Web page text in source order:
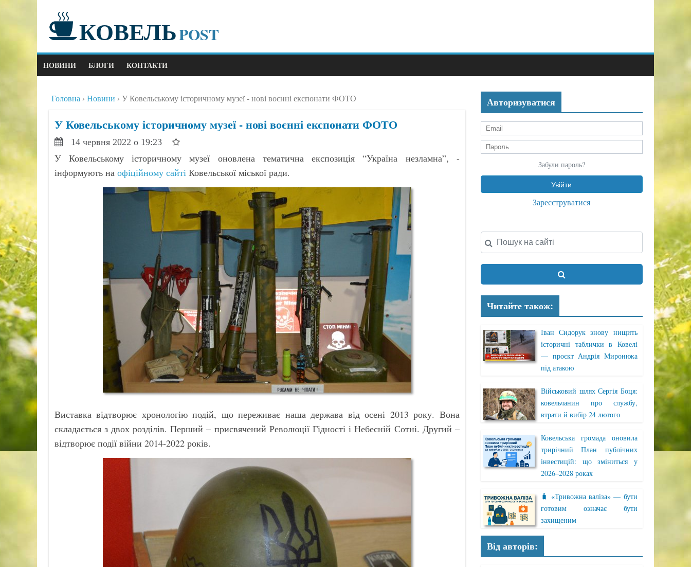
КОВЕЛЬPOST
НОВИНИ БЛОГИ КОНТАКТИ
Головна Новини У Ковельському історичному музеї - нові воєнні експонати ФОТО
У Ковельському історичному музеї - нові воєнні експонати ФОТО
14 червня 2022 о 19:23
У Ковельському історичному музеї оновлена тематична експозиція “Україна незламна”, -
інформують на офіційному сайтіКовельської міської ради.
Виставка відтворює хронологію подій, що переживає наша держава від осені 2013 року. Вона
складається з двох розділів. Перший – присвячений Революції Гідності і Небесній Сотні. Другий –
відтворює події війни 2014-2022 років.
Авторизуватися
Забули пароль?
Зареєструватися
Читайте також:
Іван Сидорук знову нищить
історичні таблички в Ковелі
— проєкт Андрія Миронюка
під атакою
Військовий шлях Сергія Боця:
ковельчанин про службу,
втрати й вибір 24 лютого
Ковельська громада оновила
трирічний План публічних
інвестицій: що зміниться у
2026–2028 роках
🧳 «Тривожна валіза» — бути
готовим означає бути
захищеним
Від авторів: